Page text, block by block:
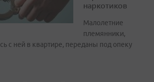
наркотиков
Малолетние
племянники,
с ней в квартире, переданы под опеку